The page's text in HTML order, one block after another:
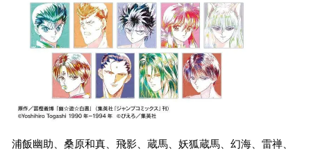
浦飯幽助、桑原和真、飛影、蔵馬、妖狐蔵馬、幻海、雷禅、